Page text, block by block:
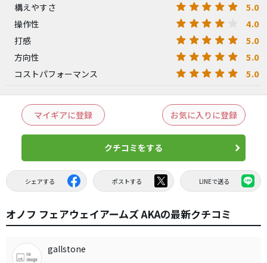
構えやすさ 5.0
操作性 4.0
打感 5.0
方向性 5.0
コストパフォーマンス 5.0
マイギアに登録 お気に入りに登録
クチコミをする
シェアする ポストする LINEで送る
オノフ フェアウェイアームズ AKAの最新クチコミ
gallstone